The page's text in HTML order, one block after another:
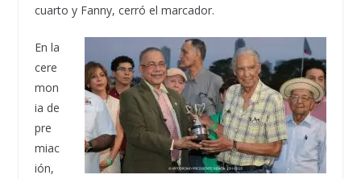
cuarto y Fanny, cerró el marcador.
En la
cere
mon
ia de
pre
miac
ión,